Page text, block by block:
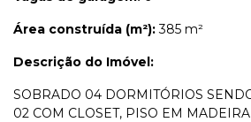
Área construída (m²):385 m²
Descrição do Imóvel:
SOBRADO 04 DORMITÓRIOS
02 COM CLOSET, PISO EM